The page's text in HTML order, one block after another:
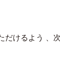
だけるよう 、